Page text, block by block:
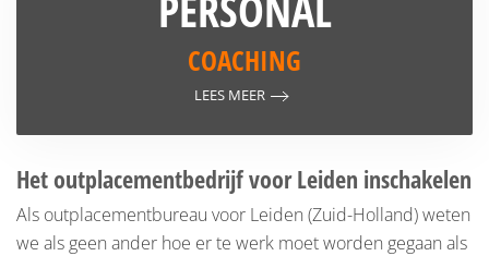
COACHING
LEES MEER
Het outplacementbedrijf voor Leiden inschakelen
Als outplacementbureau voor Leiden (Zuid-Holland) weten
we als geen ander hoe er te werk moet worden gegaan als